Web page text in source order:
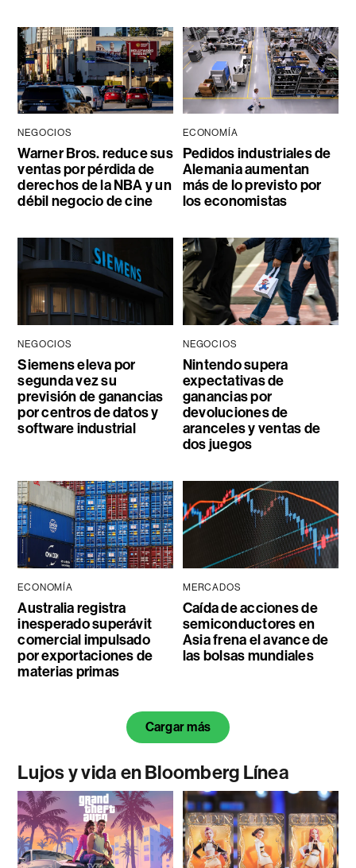
NEGOCIOS
Warner Bros. reduce sus
ventas por pérdida de
derechos de la NBA y un
débil negocio de cine
ECONOMÍA
Pedidos industriales de
Alemania aumentan
más de lo previsto por
los economistas
NEGOCIOS
Siemens eleva por
segunda vez su
previsión de ganancias
por centros de datos y
software industrial
NEGOCIOS
Nintendo supera
expectativas de
ganancias por
devoluciones de
aranceles y ventas de
dos juegos
ECONOMÍA
Australia registra
inesperado superávit
comercial impulsado
por exportaciones de
materias primas
MERCADOS
Caída de acciones de
semiconductores en
Asia frena el avance de
las bolsas mundiales
Cargar más
Lujos y vida en Bloomberg Línea